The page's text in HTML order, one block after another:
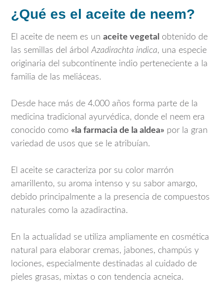
¿Qué es el aceite de neem?
El aceite de neem es un aceite vegetal obtenido de
las semillas del árbolAzadirachta indica, una especie
originaria del subcontinente indio perteneciente a la
familia de las meliáceas.
Desde hace más de 4.000 años forma parte de la
medicina tradicional ayurvédica, donde el neem era
conocido como «la farmacia de la aldea» por la gran
variedad de usos que se le atribuían.
El aceite se caracteriza por su color marrón
amarillento, su aroma intenso y su sabor amargo,
debido principalmente a la presencia de compuestos
naturales como la azadiractina.
En la actualidad se utiliza ampliamente en cosmética
natural para elaborar cremas, jabones, champús y
lociones, especialmente destinadas al cuidado de
pieles grasas, mixtas o con tendencia acneica.